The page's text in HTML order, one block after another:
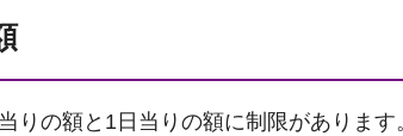
りの額と1日当りの額に制限があります